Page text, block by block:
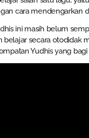
cara mendengarkan
ini masih belum
belajar secara otodidak
Yudhis yang